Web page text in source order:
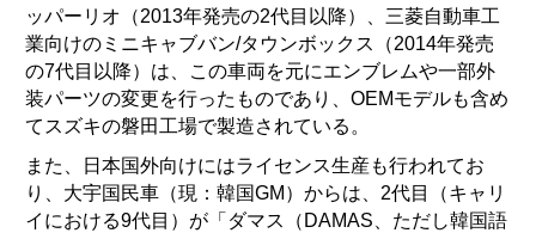
ッパーリオ（2013年発売の2代目以降）、三菱自動車工
業向けのミニキャブバン/タウンボックス（2014年発売
の7代目以降）は、この車両を元にエンブレムや一部外
装パーツの変更を行ったものであり、OEMモデルも含め
てスズキの磐田工場で製造されている。
また、日本国外向けにはライセンス生産も行われてお
り、大宇国民車（現：韓国GM）からは、2代目（キャリ
イにおける9代目）が「ダマス（DAMAS、ただし韓国語